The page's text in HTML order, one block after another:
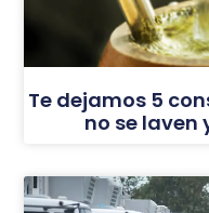
Te dejamos 5
no se laven